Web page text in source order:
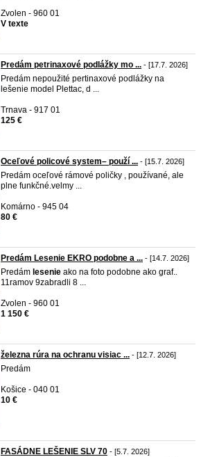
Zvolen - 960 01
V texte
Predám petrinaxové podlážky mo ... - [17.7. 2026]
Predám nepoužité pertinaxové podlážky na
lešenie model Plettac, d ...
Trnava - 917 01
125 €
Oceľové policové system– použí ... - [15.7. 2026]
Predám oceľové rámové poličky , používané, ale
plne funkčné.velmy ...
Komárno - 945 04
80 €
Predám Lesenie EKRO podobne a ... - [14.7. 2026]
Predám lesenie ako na foto podobne ako graf..
11ramov 9zabradli 8 ...
Zvolen - 960 01
1 150 €
železna rúra na ochranu visiac ... - [12.7. 2026]
Predám
Košice - 040 01
10 €
FASÁDNE LEŠENIE SLV 70 - [5.7. 2026]